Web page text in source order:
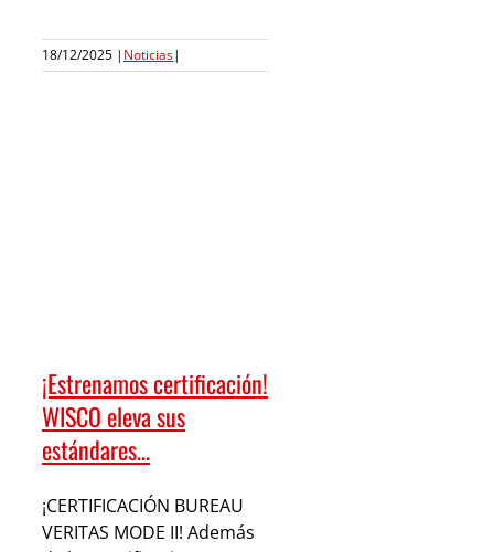
18/12/2025 | Noticias|
¡Estrenamos certificación!
WISCO eleva sus
estándares…
¡CERTIFICACIÓN BUREAU
VERITAS MODE II! Además